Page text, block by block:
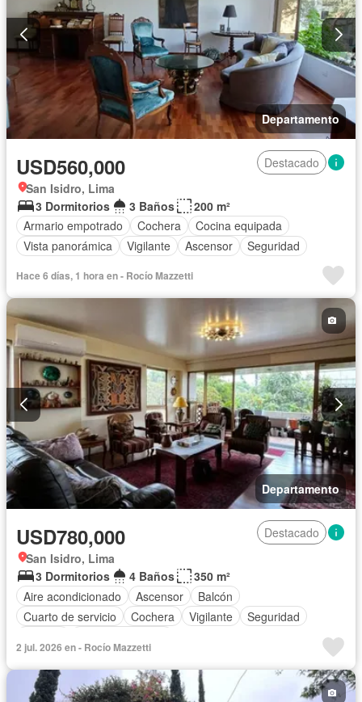
Departamento
USD560,000
Destacado
San Isidro, Lima
3 Dormitorios
3 Baños
200 m²
Armario empotrado
Cochera
Cocina equipada
Vista panorámica
Vigilante Ascensor Seguridad
Hace 6 días, 1 hora en - Rocío Mazzetti
Departamento
USD780,000
Destacado
San Isidro, Lima
3 Dormitorios
4 Baños
350 m²
Aire acondicionado
Ascensor
Balcón
Cuarto de servicio
Cochera Vigilante
Seguridad
2 jul. 2026 en - Rocío Mazzetti